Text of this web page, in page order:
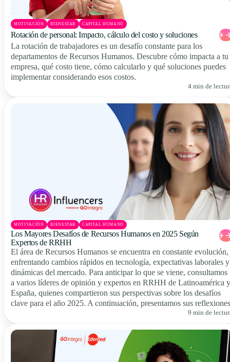
MOTIVACIÓN BIENESTAR CAPITAL HUMANO
Rotación de personal: Impacto, cálculo del costo y soluciones
La rotación de trabajadores es un desafío constante para los
departamentos de Recursos Humanos. Descubre cómo impacta a tu
empresa, qué costo tiene, cómo calcularlo y qué soluciones puedes
implementar considerando esos costos.
4 min de
MOTIVACIÓN BIENESTAR CAPITAL HUMANO
Los Mayores Desafíos de Recursos Humanos en 2025 Según
Expertos de RRHH
El área de Recursos Humanos se encuentra en constante evolución,
enfrentando cambios rápidos en tecnología, expectativas laborales y
dinámicas del mercado. Para anticipar lo que se viene, consultamos
a varios líderes de opinión y expertos en RRHH de Latinoamérica y
España, quienes compartieron sus perspectivas sobre los desafíos
clave para el año 2025. A continuación, presentamos sus
9 min de